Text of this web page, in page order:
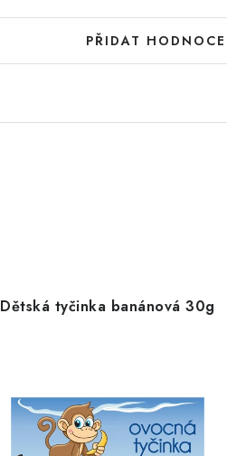
PŘIDAT
Dětská tyčinka banánová 30g